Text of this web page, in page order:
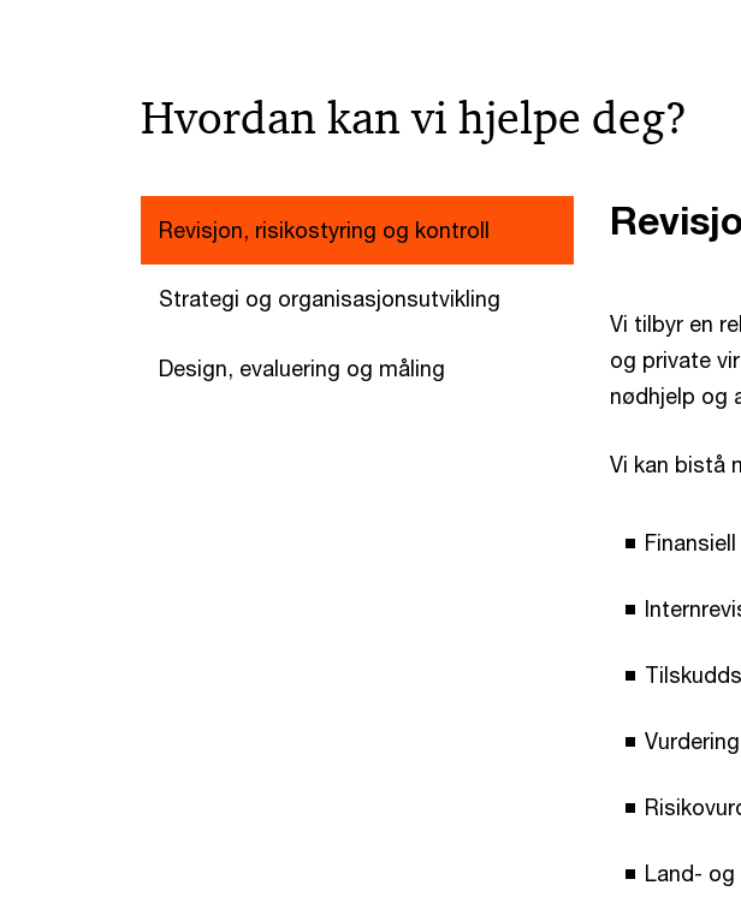
Hvordan kan vi hjelpe deg?
Revisjon, risikostyring og kontroll
Strategi og organisasjonsutvikling
Design, evaluering og måling
Vi tilbyr en
og private
nødhjelp og
Vi kan bistå
Land- og